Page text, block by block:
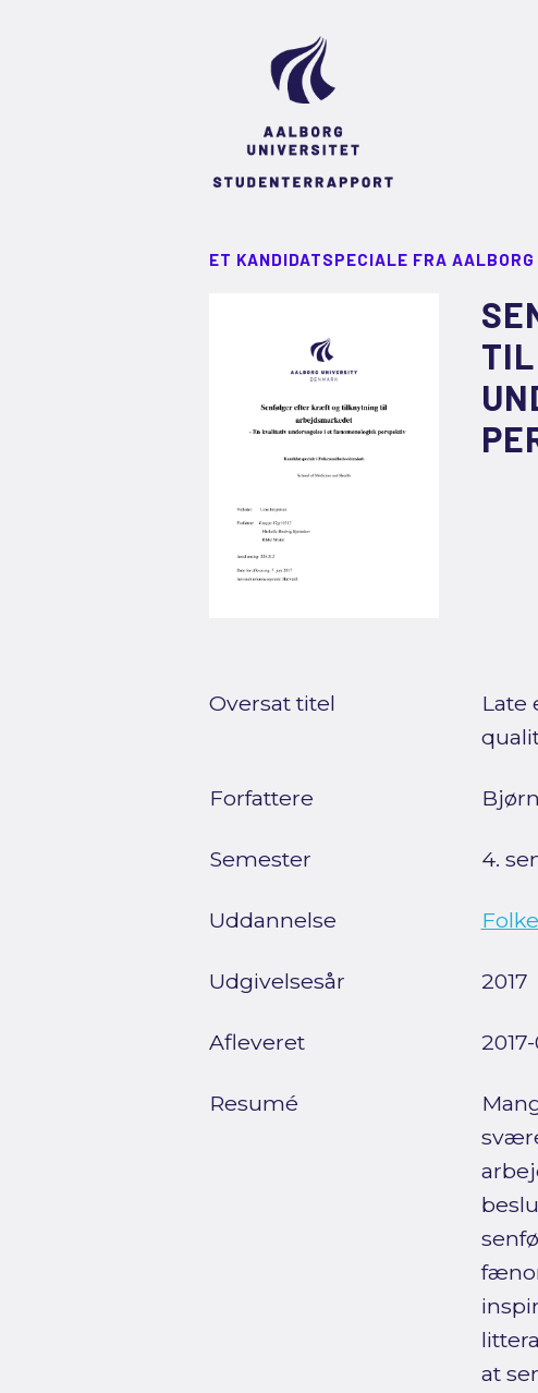
ET KANDIDATSPECIALE FRA
Oversat titel
Late
Forfattere
Semester 4.
Uddannelse
Udgivelsesår 2017
Afleveret
Resumé
at